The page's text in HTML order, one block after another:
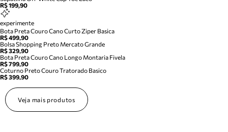
R$ 199,90
experimente
Bota Preta Couro Cano Curto Ziper Basica
R$ 499,90
Bolsa Shopping Preto Mercato Grande
R$ 329,90
Bota Preta Couro Cano Longo Montaria Fivela
R$ 799,90
Coturno Preto Couro Tratorado Basico
R$ 399,90
Veja mais produtos